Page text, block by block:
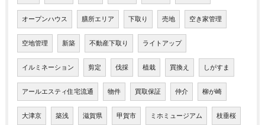
オープンハウス 膳所エリア 下取り 売地 空き家管理
空地管理 新築 不動産下取り ライトアップ
イルミネーション 剪定 伐採 植栽 買換え しがすま
アールエスティ住宅流通 物件 買取保証 仲介 柳が崎
大津京 築浅 滋賀県 甲賀市 ミホミュージアム 枝垂桜